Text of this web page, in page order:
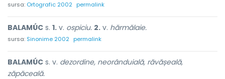
sursa: Ortografic 2002 permalink
BALAMÚC s. 1. v. ospiciu. 2. v. hărmălaie.
sursa: Sinonime 2002 permalink
BALAMÚC s. v. dezordine, neorânduială, răvășeală,
zăpăceală.